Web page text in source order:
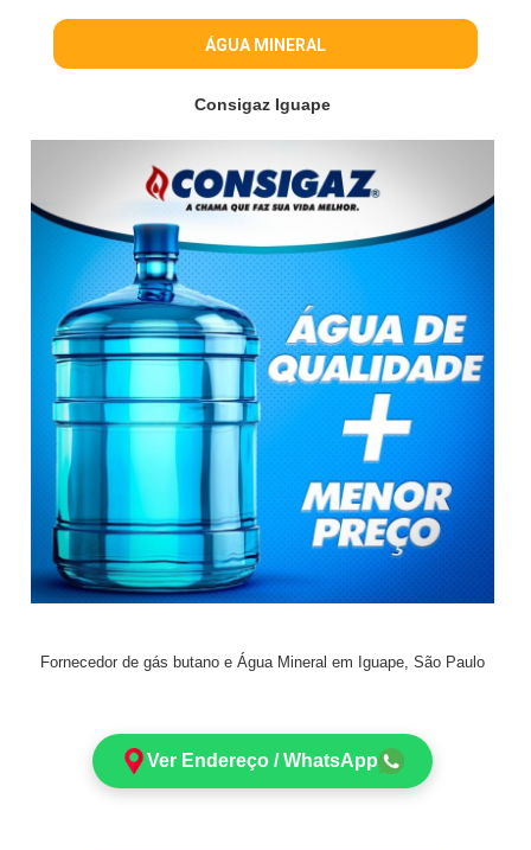
ÁGUA MINERAL
Consigaz Iguape
Fornecedor de gás butano e Água Mineral em Iguape, São Paulo
Ver Endereço / WhatsApp